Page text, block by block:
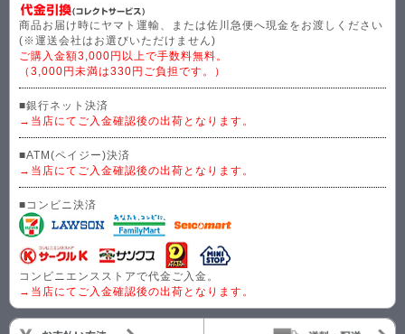
商品お届け時にヤマト運輸、または佐川急便へ現金をお渡しください
(※運送会社はお選びいただけません)
ご購入金額3,000円以上で手数料無料。
（3,000円未満は330円ご負担です。）
■銀行ネット決済
→当店にてご入金確認後の出荷となります。
■ATM(ペイジー)決済
→当店にてご入金確認後の出荷となります。
■コンビニ決済
コンビニエンスストアで代金ご入金。
→当店にてご入金確認後の出荷となります。